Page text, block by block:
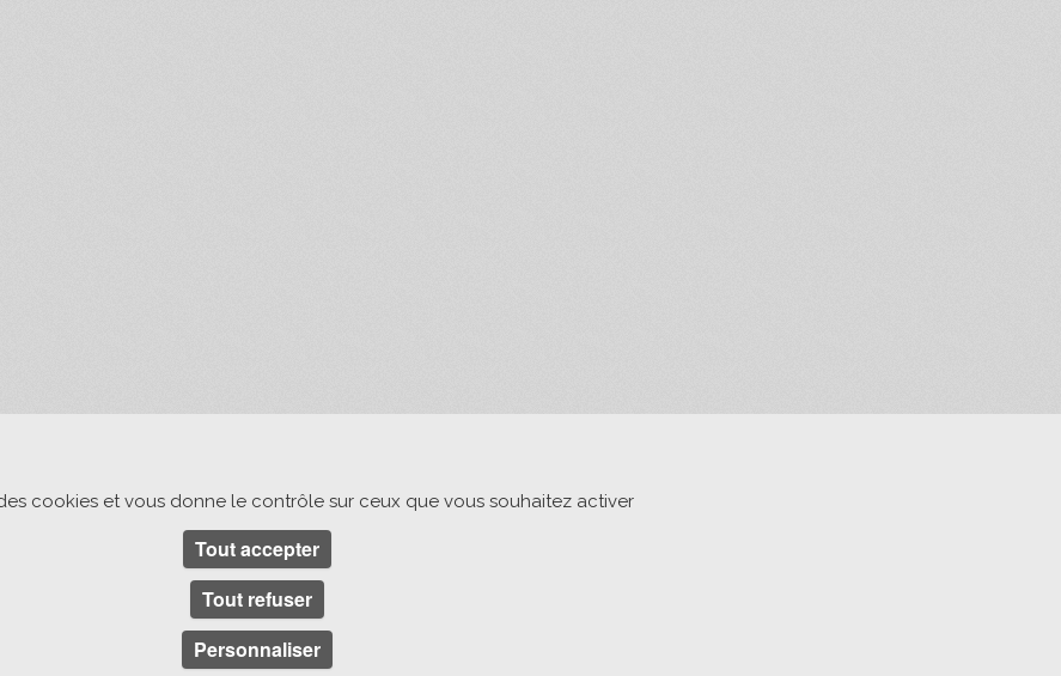
cookies et vous donne le contrôle sur ceux que vous souhaitez activer
Tout accepter
Tout refuser
Personnaliser